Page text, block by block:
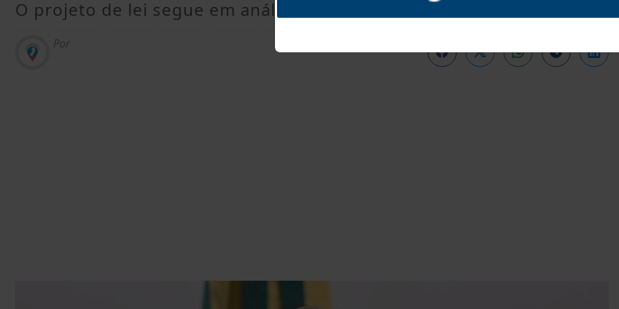
O projeto de lei segue em análise na Câmara dos Deputados
Por